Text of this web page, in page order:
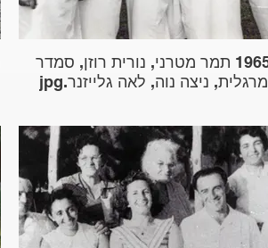
1965 תמר מטרני, נורית רוזן, סמדר
מרגלית, ניצה נוה, לאה גלייזנר.jpg